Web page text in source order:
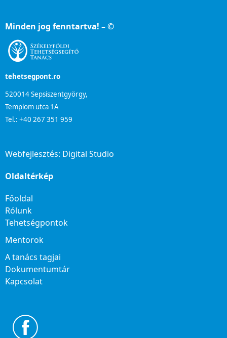
Minden jog fenntartva! – ©
tehetsegpont.ro
520014 Sepsiszentgyörgy,
Templom utca 1A
Tel.: +40 267 351 959
Webfejlesztés: Digital Studio
Oldaltérkép
Főoldal
Rólunk
Tehetségpontok
Mentorok
A tanács tagjai
Dokumentumtár
Kapcsolat